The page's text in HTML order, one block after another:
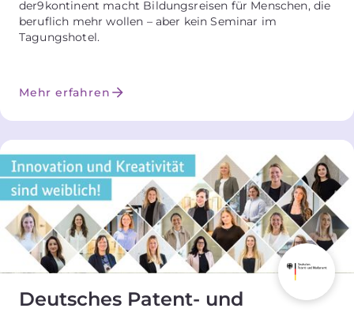
der9kontinent macht Bildungsreisen für Menschen, die
beruflich mehr wollen – aber kein Seminar im
Tagungshotel.
Mehr erfahren
Deutsches Patent- und